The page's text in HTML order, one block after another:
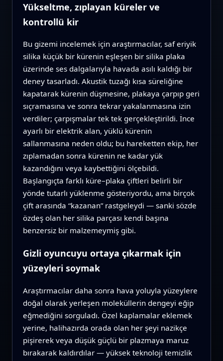
Yükseltme, zıplayan küreler ve
kontrollü kir
Bu gizemi incelemek için araştırmacılar, saf eriyik
silika küçük bir kürenin eşleşen bir silika plaka
üzerinde ses dalgalarıyla havada asılı kaldığı bir
deney tasarladı. Akustik tuzağı kısa süreliğine
kapatarak kürenin düşmesine, plakaya çarpıp geri
sıçramasına ve sonra tekrar yakalanmasına izin
verdiler; çarpışmalar tek tek gerçekleştirildi. İnce
ayarlı bir elektrik alan, yüklü kürenin
sallanmasına neden oldu; bu hareketten ekip, her
zıplamadan sonra kürenin ne kadar yük
kazandığını veya kaybettiğini ölçebildi.
Başlangıçta farklı küre–plaka çiftleri belirli bir
yönde tutarlı yüklenme gösteriyordu, ama birçok
çift arasında “kazanan” rastgeleydi — sanki sözde
özdeş olan her silika parçası kendi başına
benzersiz bir malzemeymiş gibi.
Gizli oyuncuyu ortaya çıkarmak için
yüzeyleri soymak
Araştırmacılar daha sonra hava yoluyla yüzeylere
doğal olarak yerleşen moleküllerin dengeyi eğip
eğmediğini sorguladı. Özel kaplamalar eklemek
yerine, halihazırda orada olan her şeyi nazikçe
pişirerek veya düşük güçlü bir plazmaya maruz
bırakarak kaldırdılar — yüksek teknoloji temizlik